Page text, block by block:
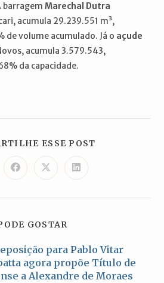
barragemMarechal Dutra
acumula 29.239.551 m³,
de volume acumulado. Já o açude
acumula 3.579.543,
da capacidade.
ESSE POST
Abre
em
nova
Abre
em
nova
Abre
em
nova
GOSTAR
para Pablo Vitar
agora propõe Título de
a Alexandre de Moraes